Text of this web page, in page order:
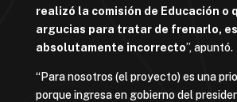
realizó la comisión de Educación o
argucias para tratar de frenarlo, es
absolutamente incorrecto”, apuntó.
“Para nosotros (el proyecto) es una
porque ingresa en gobierno del